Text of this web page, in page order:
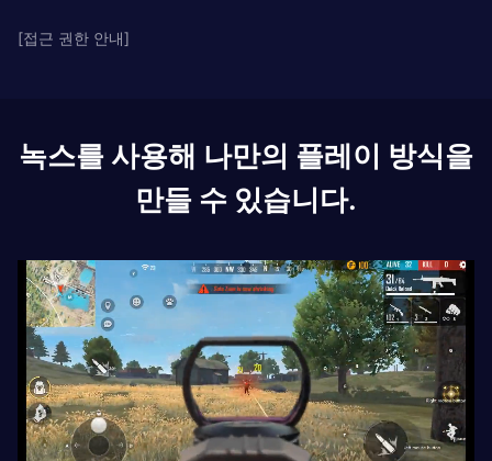
[접근 권한 안내]
녹스를 사용해 나만의 플레이 방식을
만들 수 있습니다.